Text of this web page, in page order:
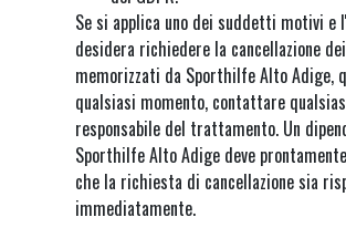
Se si applica uno dei suddetti motivi e
desidera richiedere la cancellazione
memorizzati da Sporthilfe Alto Adige,
qualsiasi momento, contattare
responsabile del trattamento. Un
Sporthilfe Alto Adige deve
che la richiesta di cancellazione sia
immediatamente.